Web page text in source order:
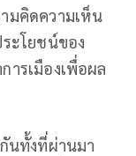
มคิดความเห็น
ะโยชน์ของ
ารเมืองเพื่อผล
นทั้งที่ผ่านมา